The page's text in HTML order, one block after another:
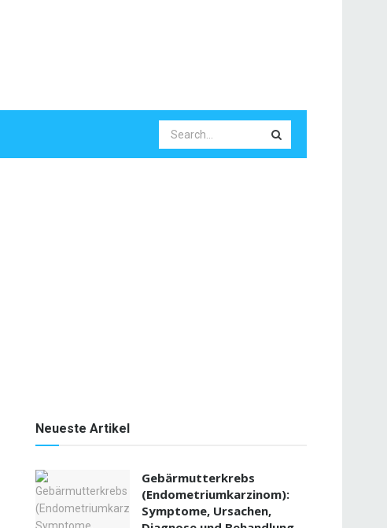
Neueste Artikel
Gebärmutterkrebs
(Endometriumkarzinom):
Symptome, Ursachen,